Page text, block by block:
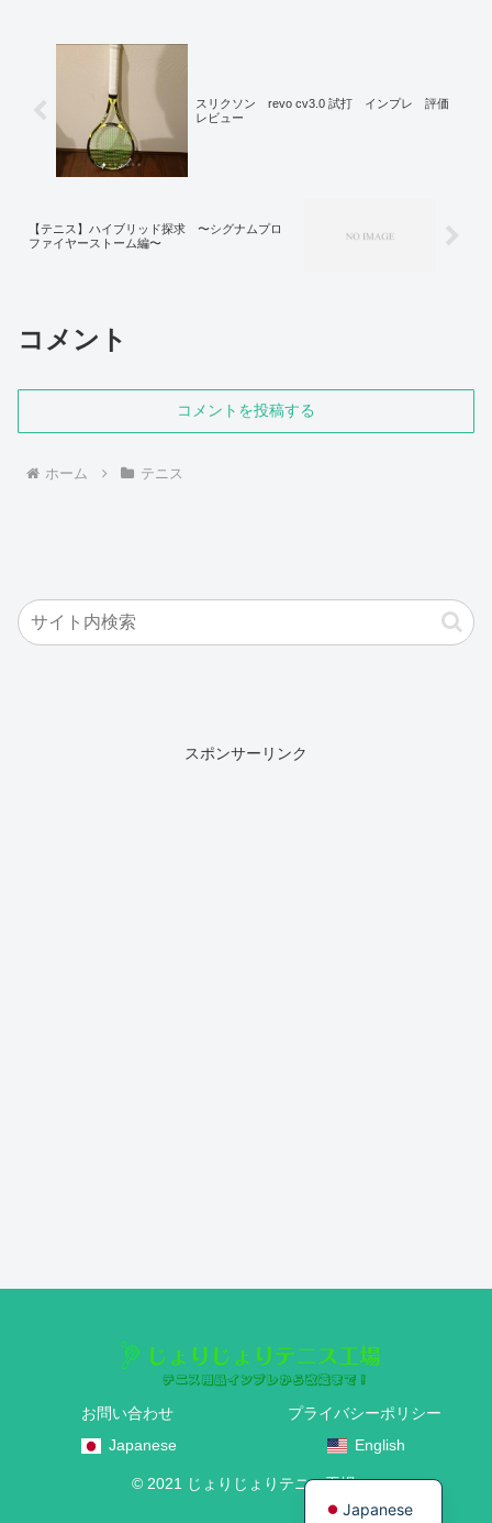
スリクソン revo cv3.0 試打 インプレ 評価
レビュー
【テニス】ハイブリッド探求 〜シグナムプロ
ファイヤーストーム編〜
コメント
コメントを投稿する
ホーム テニス
スポンサーリンク
お問い合わせ
プライバシーポリシー
Japanese
English
© 2021 じょりじょりテニス工場.
Japanese
English